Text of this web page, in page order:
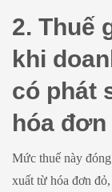
2. Thuế
khi
có phát
hóa đơn
Mức thuế này
xuất từ hóa đơn